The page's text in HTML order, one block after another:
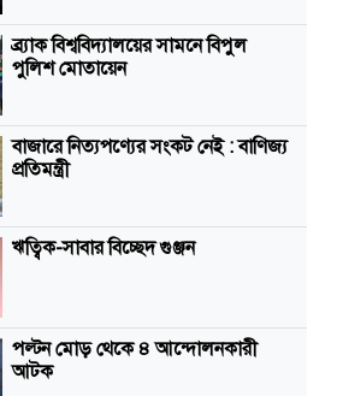
ব্র্যাক বিশ্ববিদ্যালয়ের সামনে বিপুল
পুলিশ মোতায়েন
বাজারে নিত্যপণ্যের সংকট নেই : বাণিজ্য
প্রতিমন্ত্রী
ঋত্বিক-সাবার বিচ্ছেদ গুঞ্জন
পল্টন মোড় থেকে ৪ আন্দোলনকারী
আটক